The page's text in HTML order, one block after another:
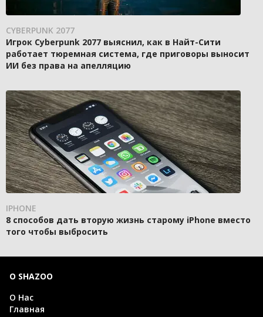
CYBERPUNK 2077
Игрок Cyberpunk 2077 выяснил, как в Найт-Сити
работает тюремная система, где приговоры выносит
ИИ без права на апелляцию
IPHONE
8 способов дать вторую жизнь старому iPhone вместо
того чтобы выбросить
О SHAZOO
О Нас
Главная